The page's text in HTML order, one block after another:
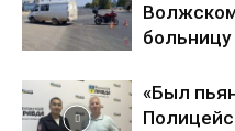
больницу
«Был